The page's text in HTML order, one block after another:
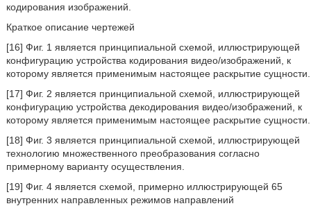
кодирования изображений.
Краткое описание чертежей
[16] Фиг. 1 является принципиальной схемой, иллюстрирующей
конфигурацию устройства кодирования видео/изображений, к
которому является применимым настоящее раскрытие сущности.
[17] Фиг. 2 является принципиальной схемой, иллюстрирующей
конфигурацию устройства декодирования видео/изображений, к
которому является применимым настоящее раскрытие сущности.
[18] Фиг. 3 является принципиальной схемой, иллюстрирующей
технологию множественного преобразования согласно
примерному варианту осуществления.
[19] Фиг. 4 является схемой, примерно иллюстрирующей 65
внутренних направленных режимов направлений